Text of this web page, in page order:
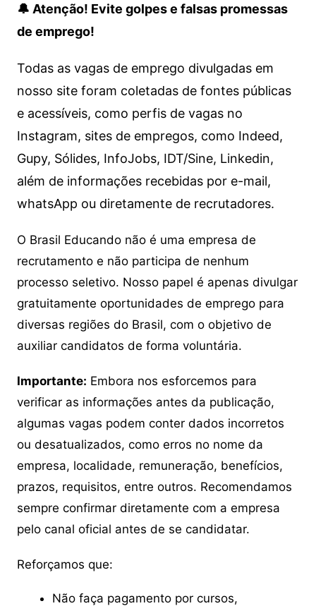
🔔 Atenção! Evite golpes e falsas promessas
de emprego!
Todas as vagas de emprego divulgadas em
nosso site foram coletadas de fontes públicas
e acessíveis, como perfis de vagas no
Instagram, sites de empregos, como Indeed,
Gupy, Sólides, InfoJobs, IDT/Sine, Linkedin,
além de informações recebidas por e-mail,
whatsApp ou diretamente de recrutadores.
O Brasil Educando não é uma empresa de
recrutamento e não participa de nenhum
processo seletivo. Nosso papel é apenas divulgar
gratuitamente oportunidades de emprego para
diversas regiões do Brasil, com o objetivo de
auxiliar candidatos de forma voluntária.
Importante: Embora nos esforcemos para
verificar as informações antes da publicação,
algumas vagas podem conter dados incorretos
ou desatualizados, como erros no nome da
empresa, localidade, remuneração, benefícios,
prazos, requisitos, entre outros. Recomendamos
sempre confirmar diretamente com a empresa
pelo canal oficial antes de se candidatar.
Reforçamos que:
Não faça pagamento por cursos,